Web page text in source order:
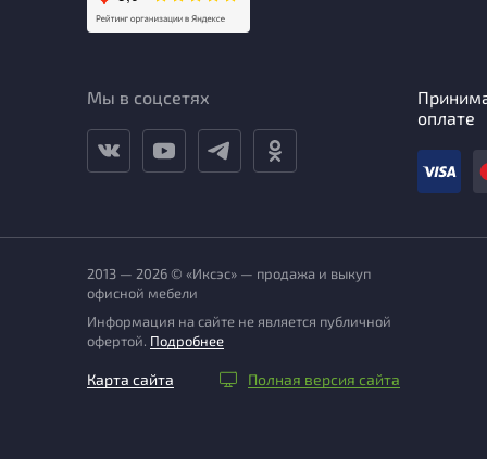
Мы в соцсетях
оплате
2013 — 2026 © «Иксэс» — продажа и выкуп
офисной мебели
Информация на сайте не является публичной
офертой. Подробнее
Карта сайта Полная версия сайта